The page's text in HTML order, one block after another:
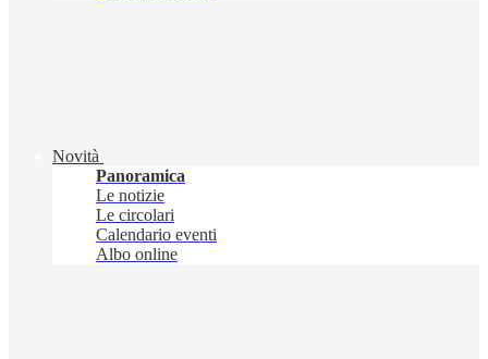
Novità
Panoramica
Le notizie
Le circolari
Calendario eventi
Albo online